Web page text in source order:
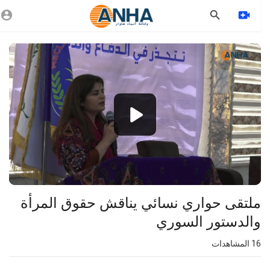
Video
Player
1080p
360p
240p
⁣ملتقى حواري نسائي يناقش حقوق المرأة
والدستور السوري
المشاهدات